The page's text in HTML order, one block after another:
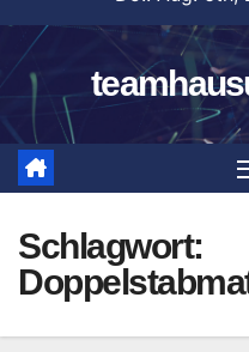
springen
Schlagwort: